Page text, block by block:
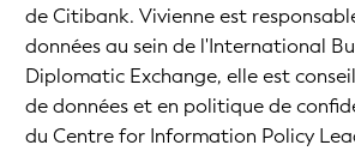
de Citibank. Vivienne est
données au sein de l'International
Diplomatic Exchange, elle est
de données et en politique de
du Centre for Information Policy